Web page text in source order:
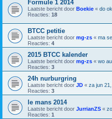
Formule 1 2014
Laatste bericht door Boekie « do
Reacties: 18
BTCC petitie
Laatste bericht door mg-zs « ma
Reacties: 4
2015 BTCC kalender
Laatste bericht door mg-zs « wo
Reacties: 3
24h nurburgring
Laatste bericht door JD « za jun
Reacties: 3
le mans 2014
Laatste bericht door JurrianZS «
Reacties: 1